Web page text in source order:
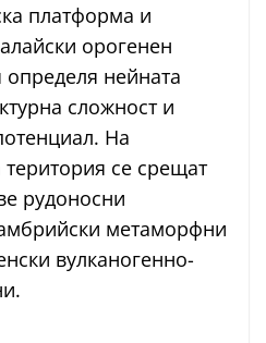
платформа и
орогенен
нейната
сложност и
На
се срещат
рудоносни
метаморфни
вулканогенно-